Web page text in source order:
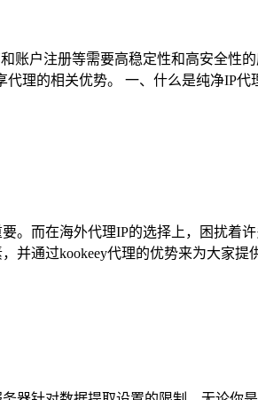
户注册等需要高稳定性和高安全性
理的相关优势。 一、什么是纯净IP
。而在海外代理IP的选择上，困扰着
，并通过kookeey代理的优势来为